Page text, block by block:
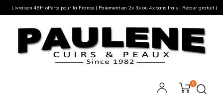
0
Livraison 48H offerte pour la France | Paiement en 2x 3x ou 4x sans frais | Retour gratuit |